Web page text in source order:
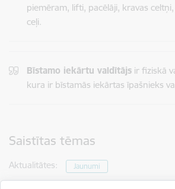
piemēram, lifti, pacēlāji, kravas
ceļi.
Bīstamo iekārtu valdītājs ir fiziskā
kura ir bīstamās iekārtas īpašnieks
Saistītas tēmas
Aktualitātes: Jaunumi